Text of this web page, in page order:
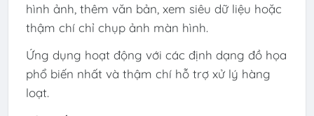
hình ảnh, thêm văn bản, xem siêu dữ liệu hoặc
thậm chí chỉ chụp ảnh màn hình.
Ứng dụng hoạt động với các định dạng đồ họa
phổ biến nhất và thậm chí hỗ trợ xử lý hàng
loạt.